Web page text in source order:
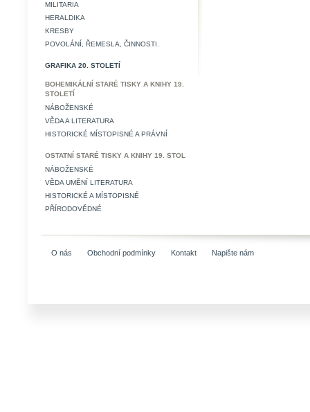
MILITARIA
HERALDIKA
KRESBY
POVOLÁNÍ, ŘEMESLA, ČINNOSTI.
GRAFIKA 20. STOLETÍ
BOHEMIKÁLNÍ STARÉ TISKY A KNIHY 19.
STOLETÍ
NÁBOŽENSKÉ
VĚDA A LITERATURA
HISTORICKÉ MÍSTOPISNÉ A PRÁVNÍ
OSTATNÍ STARÉ TISKY A KNIHY 19. STOL
NÁBOŽENSKÉ
VĚDA UMĚNÍ LITERATURA
HISTORICKÉ A MÍSTOPISNÉ
PŘÍRODOVĚDNÉ
O nás Obchodní podmínky Kontakt Napište nám